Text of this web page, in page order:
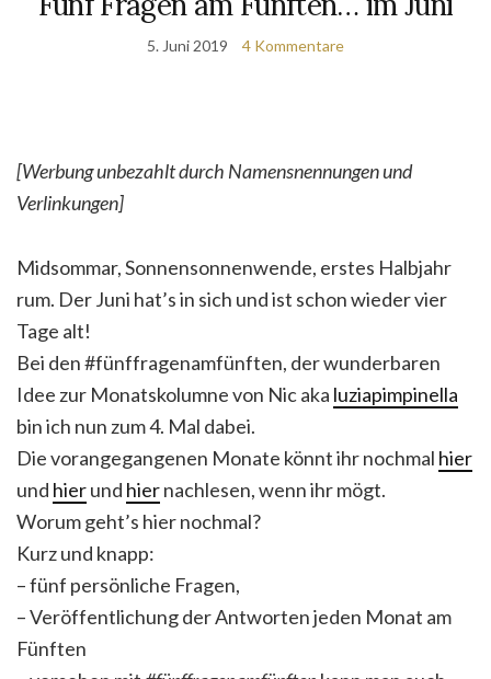
5. Juni 2019 4 Kommentare
[Werbung unbezahlt durch Namensnennungen und
Verlinkungen]
Midsommar, Sonnensonnenwende, erstes Halbjahr
rum. Der Juni hat’s in sich und ist schon wieder vier
Tage alt!
Bei den #fünffragenamfünften, der wunderbaren
Idee zur Monatskolumne von Nic aka luziapimpinella
bin ich nun zum 4. Mal dabei.
Die vorangegangenen Monate könnt ihr nochmal hier
und hierund hiernachlesen, wenn ihr mögt.
Worum geht’s hier nochmal?
Kurz und knapp:
– fünf persönliche Fragen,
– Veröffentlichung der Antworten jeden Monat am
Fünften